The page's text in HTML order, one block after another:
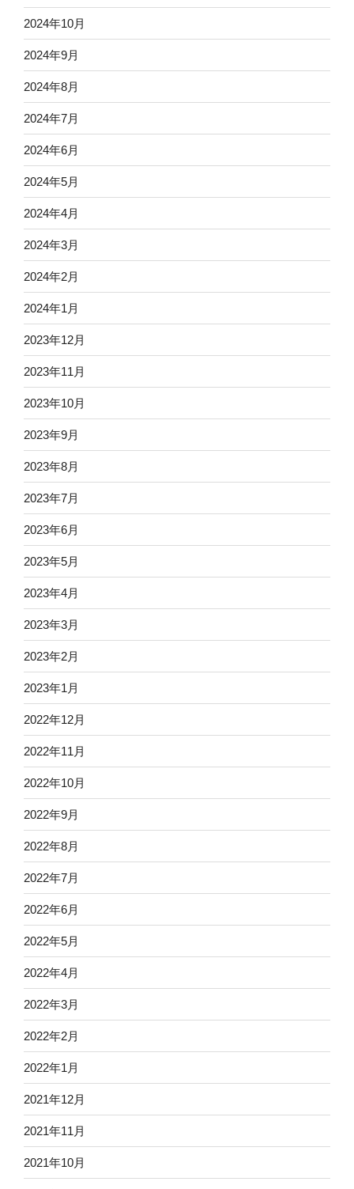
2024年10月
2024年9月
2024年8月
2024年7月
2024年6月
2024年5月
2024年4月
2024年3月
2024年2月
2024年1月
2023年12月
2023年11月
2023年10月
2023年9月
2023年8月
2023年7月
2023年6月
2023年5月
2023年4月
2023年3月
2023年2月
2023年1月
2022年12月
2022年11月
2022年10月
2022年9月
2022年8月
2022年7月
2022年6月
2022年5月
2022年4月
2022年3月
2022年2月
2022年1月
2021年12月
2021年11月
2021年10月